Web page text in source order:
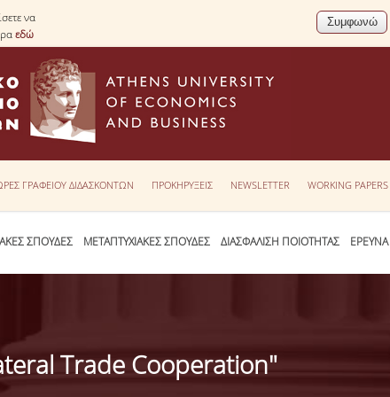
να
εδώ
ΓΡΑΦΕΙΟΥ ΔΙΔΑΣΚΟΝΤΩΝ ΠΡΟΚΗΡΥΞΕΙΣ NEWSLETTER WORKING PAPERS
ΣΠΟΥΔΕΣ ΜΕΤΑΠΤΥΧΙΑΚΕΣ ΣΠΟΥΔΕΣ ΔΙΑΣΦΑΛΙΣΗ ΠΟΙΟΤΗΤΑΣ ΕΡΕΥΝΑ
Trade Cooperation"